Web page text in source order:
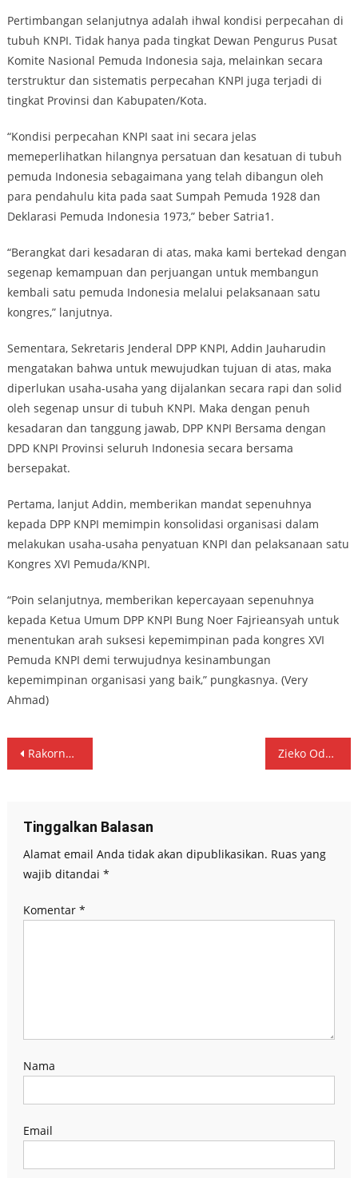
Pertimbangan selanjutnya adalah ihwal kondisi perpecahan di
tubuh KNPI. Tidak hanya pada tingkat Dewan Pengurus Pusat
Komite Nasional Pemuda Indonesia saja, melainkan secara
terstruktur dan sistematis perpecahan KNPI juga terjadi di
tingkat Provinsi dan Kabupaten/Kota.
“Kondisi perpecahan KNPI saat ini secara jelas
memeperlihatkan hilangnya persatuan dan kesatuan di tubuh
pemuda Indonesia sebagaimana yang telah dibangun oleh
para pendahulu kita pada saat Sumpah Pemuda 1928 dan
Deklarasi Pemuda Indonesia 1973,” beber Satria1.
“Berangkat dari kesadaran di atas, maka kami bertekad dengan
segenap kemampuan dan perjuangan untuk membangun
kembali satu pemuda Indonesia melalui pelaksanaan satu
kongres,” lanjutnya.
Sementara, Sekretaris Jenderal DPP KNPI, Addin Jauharudin
mengatakan bahwa untuk mewujudkan tujuan di atas, maka
diperlukan usaha-usaha yang dijalankan secara rapi dan solid
oleh segenap unsur di tubuh KNPI. Maka dengan penuh
kesadaran dan tanggung jawab, DPP KNPI Bersama dengan
DPD KNPI Provinsi seluruh Indonesia secara bersama
bersepakat.
Pertama, lanjut Addin, memberikan mandat sepenuhnya
kepada DPP KNPI memimpin konsolidasi organisasi dalam
melakukan usaha-usaha penyatuan KNPI dan pelaksanaan satu
Kongres XVI Pemuda/KNPI.
“Poin selanjutnya, memberikan kepercayaan sepenuhnya
kepada Ketua Umum DPP KNPI Bung Noer Fajrieansyah untuk
menentukan arah suksesi kepemimpinan pada kongres XVI
Pemuda KNPI demi terwujudnya kesinambungan
kepemimpinan organisasi yang baik,” pungkasnya. (Very
Ahmad)
Navigasi
Rakornas DPP KNPI Titik Awal Persatuan Pemuda Indonesia Zieko Odang Ketua OKK DPP KNPI Sejukan Panasnya Forum Musda KNPI NTB
Tinggalkan Balasan
Alamat email Anda tidak akan dipublikasikan. Ruas yang
wajib ditandai *
Komentar *
Nama
Email